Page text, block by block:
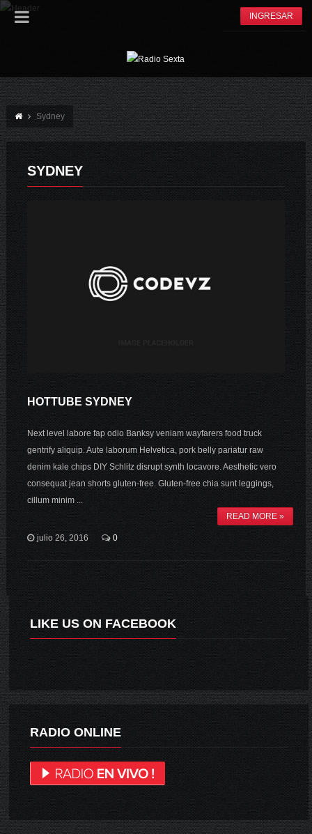
INGRESAR
Sydney
SYDNEY
HOTTUBE SYDNEY
Next level labore fap odio Banksy veniam wayfarers food truck
gentrify aliquip. Aute laborum Helvetica, pork belly pariatur raw
denim kale chips DIY Schlitz disrupt synth locavore. Aesthetic vero
consequat jean shorts gluten-free. Gluten-free chia sunt leggings,
cillum minim ...
READ MORE »
julio 26, 2016 0
LIKE US ON FACEBOOK
RADIO ONLINE